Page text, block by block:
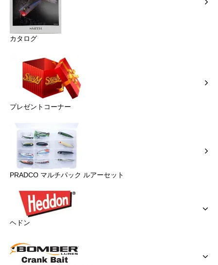
カタログ
プレゼントコーナー
PRADCO マルチパック ルアーセット
ヘドン